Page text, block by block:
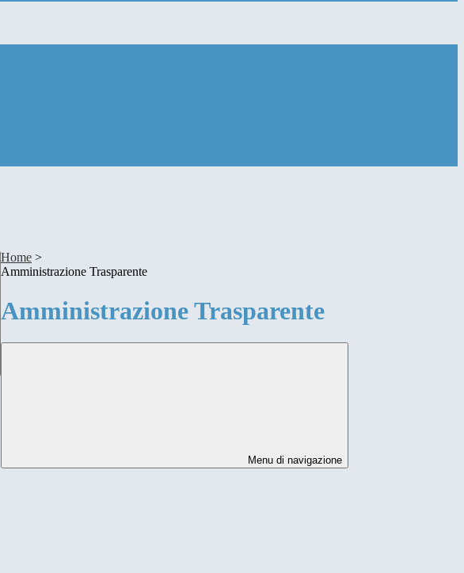
Home >
Amministrazione Trasparente
Amministrazione Trasparente
Menu di navigazione